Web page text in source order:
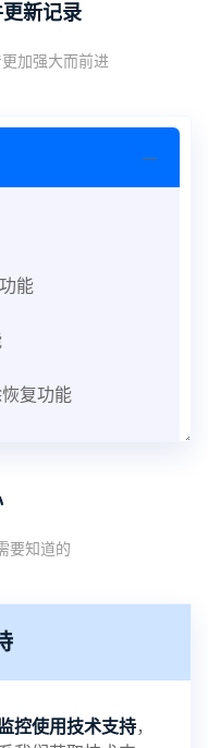
新记录
加强大而前进
能
复功能
切换其他被控端手
片文件夹路径问题
要知道的
控使用技术支持，